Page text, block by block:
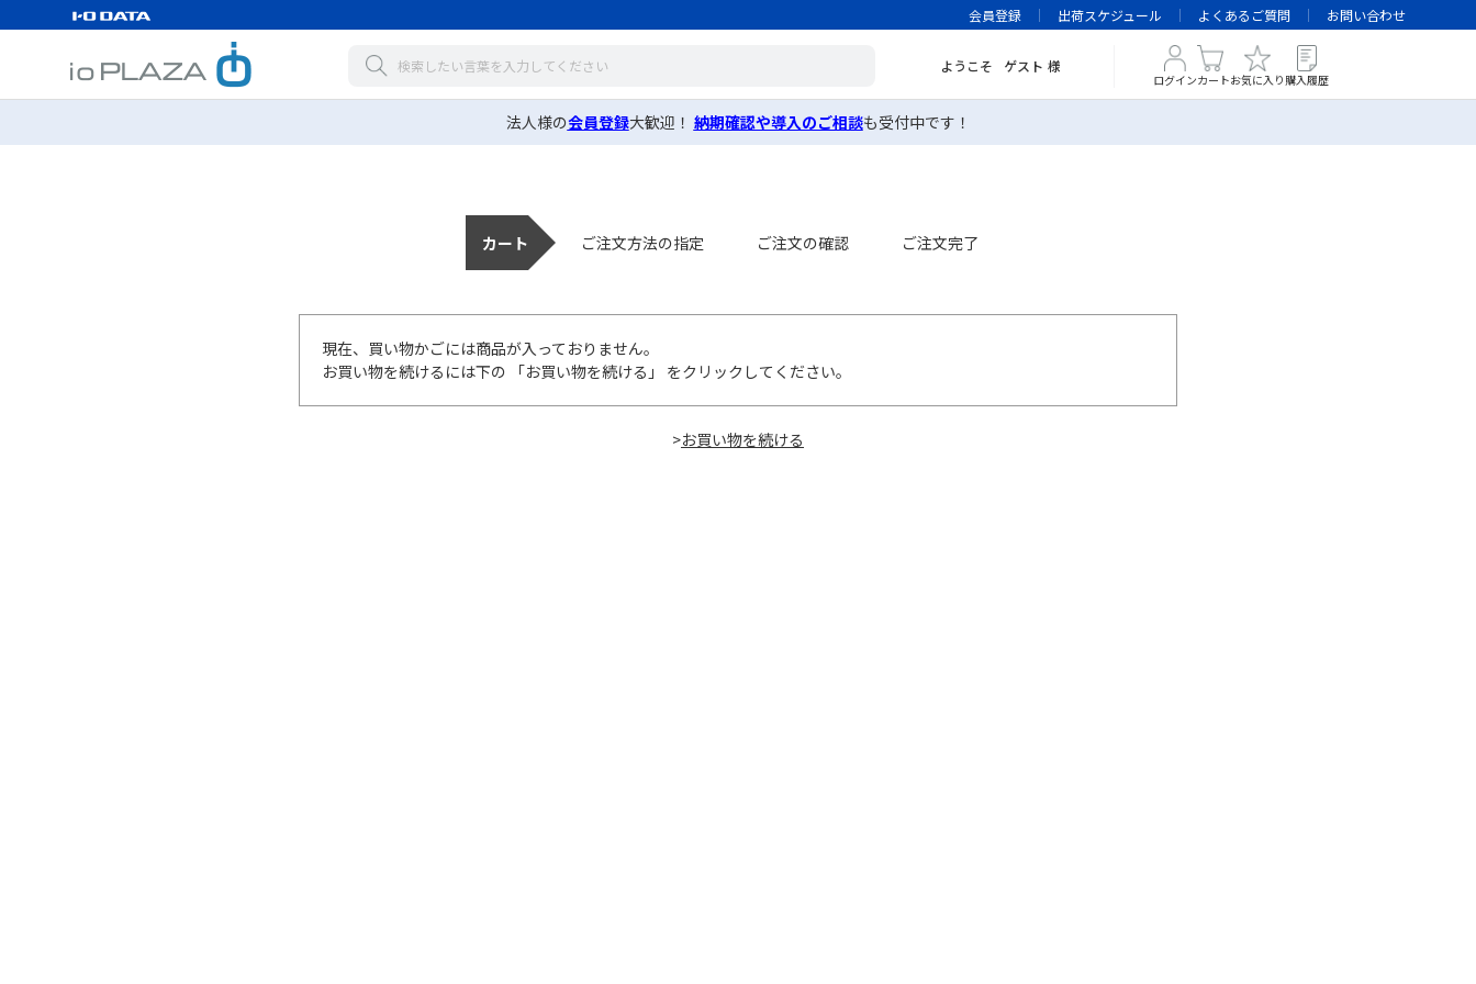
会員登録 出荷スケジュール よくあるご質問 お問い合わせ
ようこそ ゲスト 様
ログインカートお気に入り 購入履歴
法人様の会員登録大歓迎！ 納期確認や導入のご相談も受付中です！
カート ご注文方法の指定 ご注文の確認 ご注文完了
現在、買い物かごには商品が入っておりません。
お買い物を続けるには下の 「お買い物を続ける」 をクリックしてください。
>